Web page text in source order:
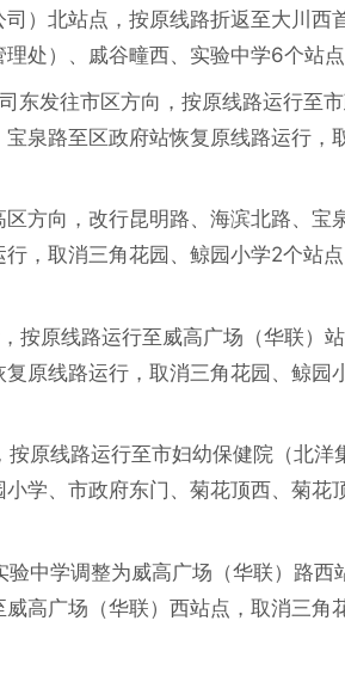
）北站点，按原线路折返至大川西
处）、戚谷疃西、实验中学6个站
东发往市区方向，按原线路运行至
泉路至区政府站恢复原线路运行
方向，改行昆明路、海滨北路、
，取消三角花园、鲸园小学2个站
按原线路运行至威高广场（华联）
原线路运行，取消三角花园、鲸园
按原线路运行至市妇幼保健院（北
学、市政府东门、菊花顶西、菊
验中学调整为威高广场（华联）路
高广场（华联）西站点，取消三